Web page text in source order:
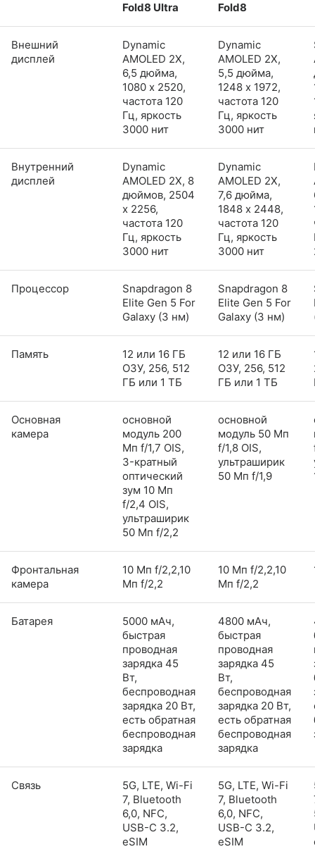
Fold8 Ultra Fold8
Внешний
дисплей
Dynamic
AMOLED 2X,
6,5 дюйма,
1080 x 2520,
частота 120
Гц, яркость
3000 нит
Dynamic
AMOLED 2X,
5,5 дюйма,
1248 x 1972,
частота 120
Гц, яркость
3000 нит
Внутренний
дисплей
Dynamic
AMOLED 2X, 8
дюймов, 2504
x 2256,
частота 120
Гц, яркость
3000 нит
Dynamic
AMOLED 2X,
7,6 дюйма,
1848 x 2448,
частота 120
Гц, яркость
3000 нит
Процессор
Snapdragon 8
Elite Gen 5 For
Galaxy (3 нм)
Snapdragon 8
Elite Gen 5 For
Galaxy (3 нм)
Память
12 или 16 ГБ
ОЗУ, 256, 512
ГБ или 1 ТБ
12 или 16 ГБ
ОЗУ, 256, 512
ГБ или 1 ТБ
Основная
камера
основной
модуль 200
Мп f/1,7 OIS,
3-кратный
оптический
зум 10 Мп
f/2,4 OIS,
ультраширик
50 Мп f/2,2
основной
модуль 50 Мп
f/1,8 OIS,
ультраширик
50 Мп f/1,9
Фронтальная
камера
10 Мп f/2,2,10
Мп f/2,2
10 Мп f/2,2,10
Мп f/2,2
Батарея
5000 мАч,
быстрая
проводная
зарядка 45
Вт,
беспроводная
зарядка 20 Вт,
есть обратная
беспроводная
зарядка
4800 мАч,
быстрая
проводная
зарядка 45
Вт,
беспроводная
зарядка 20 Вт,
есть обратная
беспроводная
зарядка
Связь
5G, LTE, Wi-Fi
7, Bluetooth
6,0, NFC,
USB-C 3.2,
eSIM
5G, LTE, Wi-Fi
7, Bluetooth
6,0, NFC,
USB-C 3.2,
eSIM